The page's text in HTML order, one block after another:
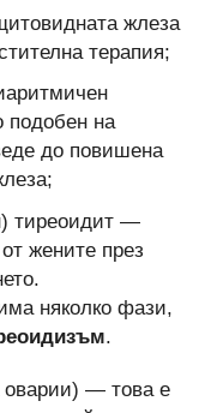
жлеза
терапия;
подобен на
до повишена
тиреоидит —
жените през
няколко фази,
.
оварии) — това е